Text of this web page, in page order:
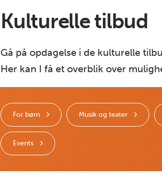
Kulturelle tilbud
Gå på opdagelse i de kulturelle
Her kan I få et overblik over
For børn Musik og teater
Events